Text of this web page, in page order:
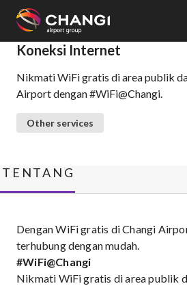
All
Changi
Sites:
Select:
Koneksi Internet
Nikmati WiFi gratis di area publik
Airport dengan #WiFi@Changi.
Other services
TENTANG
Dengan WiFi gratis di Changi
terhubung dengan mudah.
#WiFi@Changi
Nikmati WiFi gratis di area publik